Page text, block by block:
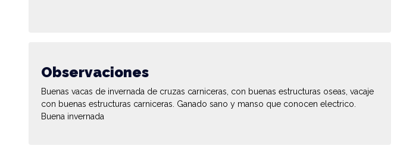
Observaciones
Buenas vacas de invernada de cruzas carniceras, con buenas estructuras oseas, vacaje
con buenas estructuras carniceras. Ganado sano y manso que conocen electrico.
Buena invernada